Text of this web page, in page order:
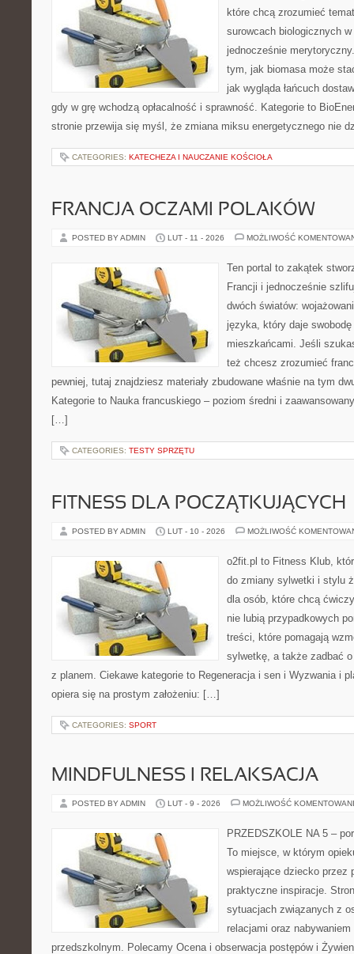
które chcą zrozumieć
surowcach biologicznych
jednocześnie
tym, jak biomasa może
jak wygląda łańcuch
gdy w grę wchodzą opłacalność i sprawność. Kategorie to
stronie przewija się myśl, że zmiana miksu energetycznego nie
CATEGORIES: KATECHEZA I NAUCZANIE KOŚCIOŁA
FRANCJA OCZAMI POLAKÓW
POSTED BY ADMIN LUT - 11 - 2026 MOŻLIWOŚĆ
Ten portal to zakątek
Francji i jednocześnie
dwóch światów:
języka, który daje
mieszkańcami. Jeśli
też chcesz zrozumieć
pewniej, tutaj znajdziesz materiały zbudowane właśnie na tym
Kategorie to Nauka francuskiego – poziom średni i
[…]
CATEGORIES: TESTY SPRZĘTU
FITNESS DLA POCZĄTKUJĄCYCH
POSTED BY ADMIN LUT - 10 - 2026 MOŻLIWOŚĆ
o2fit.pl to Fitness Klub,
do zmiany sylwetki i stylu
dla osób, które chcą
nie lubią przypadkowych
treści, które pomagają
sylwetkę, a także zadbać
z planem. Ciekawe kategorie to Regeneracja i sen i Wyzwania i
opiera się na prostym założeniu: […]
CATEGORIES: SPORT
MINDFULNESS I RELAKSACJA
POSTED BY ADMIN LUT - 9 - 2026 MOŻLIWOŚĆ
PRZEDSZKOLE NA 5 –
To miejsce, w którym
wspierające dziecko przez
praktyczne inspiracje.
sytuacjach związanych z
relacjami oraz
przedszkolnym. Polecamy Ocena i obserwacja postępów i